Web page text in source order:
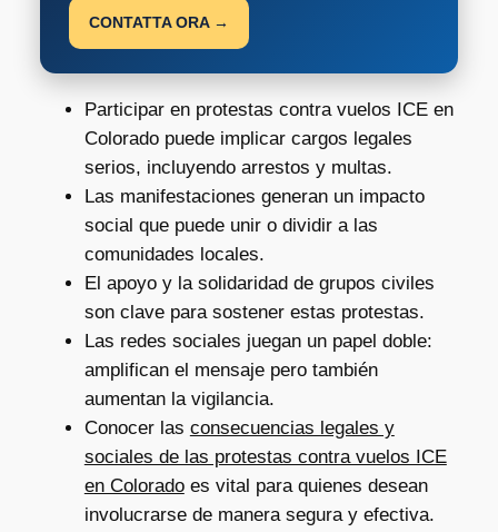
CONTATTA ORA →
Participar en protestas contra vuelos ICE en
Colorado puede implicar cargos legales
serios, incluyendo arrestos y multas.
Las manifestaciones generan un impacto
social que puede unir o dividir a las
comunidades locales.
El apoyo y la solidaridad de grupos civiles
son clave para sostener estas protestas.
Las redes sociales juegan un papel doble:
amplifican el mensaje pero también
aumentan la vigilancia.
Conocer las consecuencias legales y
sociales de las protestas contra vuelos ICE
en Coloradoes vital para quienes desean
involucrarse de manera segura y efectiva.